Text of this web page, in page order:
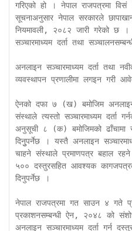
गरिएको हो । नेपाल राजपत्रमा
सूचनाअनुसार नेपाल सरकारले
नियमावली, २०८२ जारी गरेको छ ।
सञ्चारमाध्यम दर्ता तथा
अनलाइन सञ्चारमाध्यम दर्ता तथा
व्यवस्थापन प्रणालीमा लगइन गरी
ऐनको दफा ७ (ख) बमोजिम अनलाइन
संस्थाले त्यस्तो सञ्चारमाध्यम दर्ता
अनुसूची ८ (क) बमोजिमको ढाँचामा
दिनुुपर्नेछ । यस्तै अनलाइन
चाहने संस्थाले प्रमाणपत्र बहाल
५०० दस्तुरसहित आवश्यक
दिनुपर्नेछ ।
नेपाल राजपत्रमा गत साउन ४ गते
प्रकाशनसम्बन्धी ऐन, २०४८ को
अनलाइन सञ्चारमाध्यम दर्ता गर्न